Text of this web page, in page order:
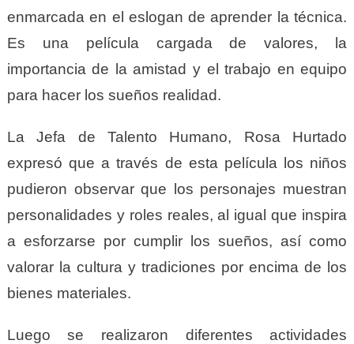
enmarcada en el eslogan de aprender la técnica.
Es una película cargada de valores, la
importancia de la amistad y el trabajo en equipo
para hacer los sueños realidad.
La Jefa de Talento Humano, Rosa Hurtado
expresó que a través de esta película los niños
pudieron observar que los personajes muestran
personalidades y roles reales, al igual que inspira
a esforzarse por cumplir los sueños, así como
valorar la cultura y tradiciones por encima de los
bienes materiales.
Luego se realizaron diferentes actividades